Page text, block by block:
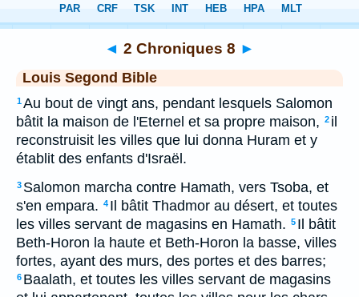
> 2 Chroniques 8
◄ 2 Chroniques 8 ►
Louis Segond Bible
1Au bout de vingt ans, pendant lesquels Salomon
bâtit la maison de l'Eternel et sa propre maison, 2 il
reconstruisit les villes que lui donna Huram et y
établit des enfants d'Israël.
3 Salomon marcha contre Hamath, vers Tsoba, et
s'en empara. 4 Il bâtit Thadmor au désert, et toutes
les villes servant de magasins en Hamath. 5 Il bâtit
Beth-Horon la haute et Beth-Horon la basse, villes
fortes, ayant des murs, des portes et des barres;
6 Baalath, et toutes les villes servant de magasins